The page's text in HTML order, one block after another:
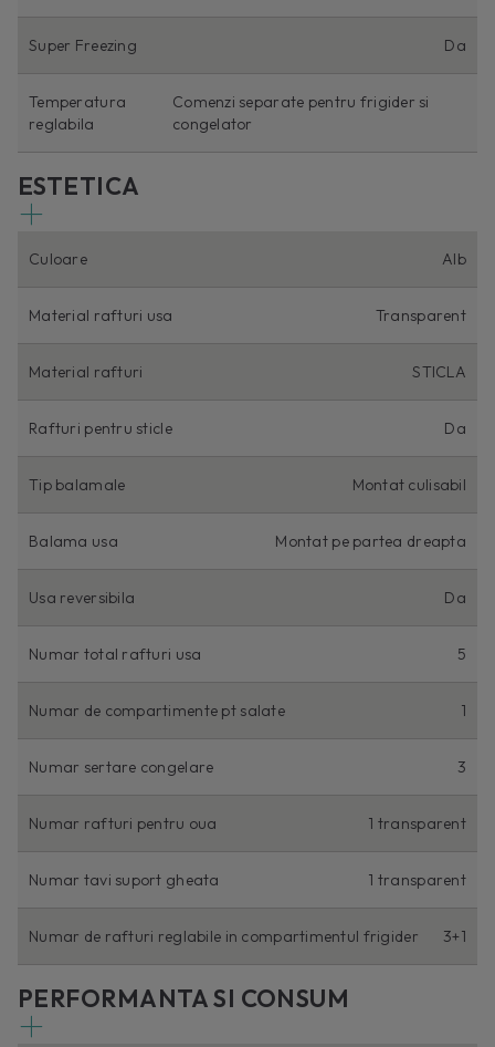
Super Freezing Da
Temperatura
reglabila
Comenzi separate pentru frigider si
congelator
ESTETICA
Culoare Alb
Material rafturi usa Transparent
Material rafturi STICLA
Rafturi pentru sticle Da
Tip balamale Montat culisabil
Balama usa Montat pe partea dreapta
Usa reversibila Da
Numar total rafturi usa 5
Numar de compartimente pt salate 1
Numar sertare congelare 3
Numar rafturi pentru oua 1 transparent
Numar tavi suport gheata 1 transparent
Numar de rafturi reglabile in compartimentul frigider 3+1
PERFORMANTA SI CONSUM